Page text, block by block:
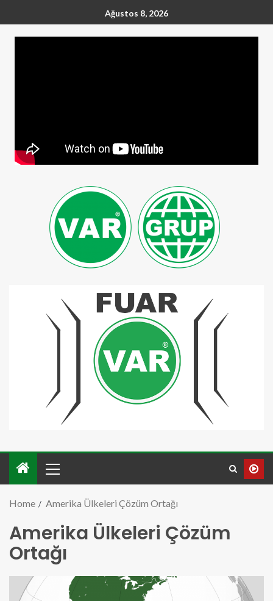
Ağustos 8, 2026
Home Amerika Ülkeleri Çözüm Ortağı
Amerika Ülkeleri Çözüm
Ortağı